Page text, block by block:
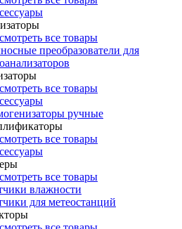
все товары
преобразователи для
все товары
ручные
все товары
все товары
влажности
для метеостанций